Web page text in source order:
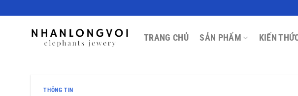
TRANG CHỦ SẢN PHẨM KIẾN
THÔNG TIN